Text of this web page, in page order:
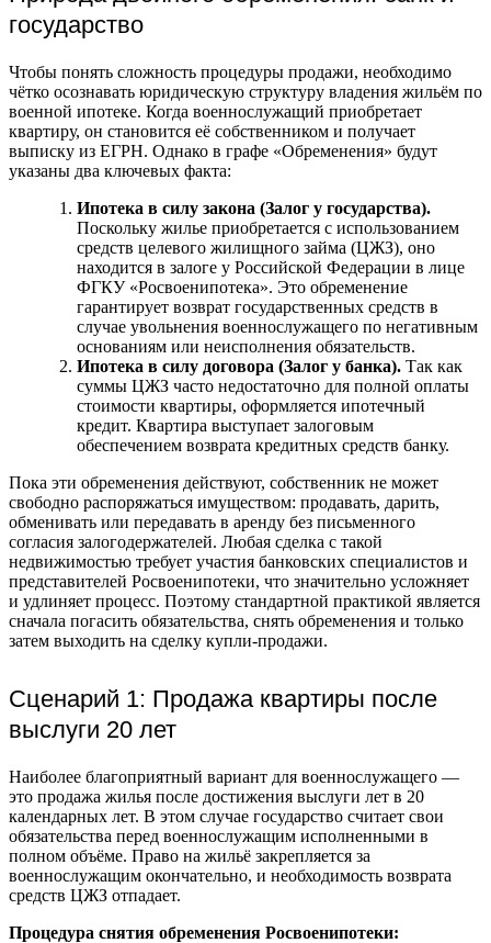
государство
Чтобы понять сложность процедуры продажи, необходимо
чётко осознавать юридическую структуру владения жильём по
военной ипотеке. Когда военнослужащий приобретает
квартиру, он становится её собственником и получает
выписку из ЕГРН. Однако в графе «Обременения» будут
указаны два ключевых факта:
Ипотека в силу закона (Залог у государства).
Поскольку жилье приобретается с использованием
средств целевого жилищного займа (ЦЖЗ), оно
находится в залоге у Российской Федерации в лице
ФГКУ «Росвоенипотека». Это обременение
гарантирует возврат государственных средств в
случае увольнения военнослужащего по негативным
основаниям или неисполнения обязательств.
Ипотека в силу договора (Залог у банка). Так как
суммы ЦЖЗ часто недостаточно для полной оплаты
стоимости квартиры, оформляется ипотечный
кредит. Квартира выступает залоговым
обеспечением возврата кредитных средств банку.
Пока эти обременения действуют, собственник не может
свободно распоряжаться имуществом: продавать, дарить,
обменивать или передавать в аренду без письменного
согласия залогодержателей. Любая сделка с такой
недвижимостью требует участия банковских специалистов и
представителей Росвоенипотеки, что значительно усложняет
и удлиняет процесс. Поэтому стандартной практикой является
сначала погасить обязательства, снять обременения и только
затем выходить на сделку купли-продажи.
Сценарий 1: Продажа квартиры после
выслуги 20 лет
Наиболее благоприятный вариант для военнослужащего —
это продажа жилья после достижения выслуги лет в 20
календарных лет. В этом случае государство считает свои
обязательства перед военнослужащим исполненными в
полном объёме. Право на жильё закрепляется за
военнослужащим окончательно, и необходимость возврата
средств ЦЖЗ отпадает.
Процедура снятия обременения Росвоенипотеки: